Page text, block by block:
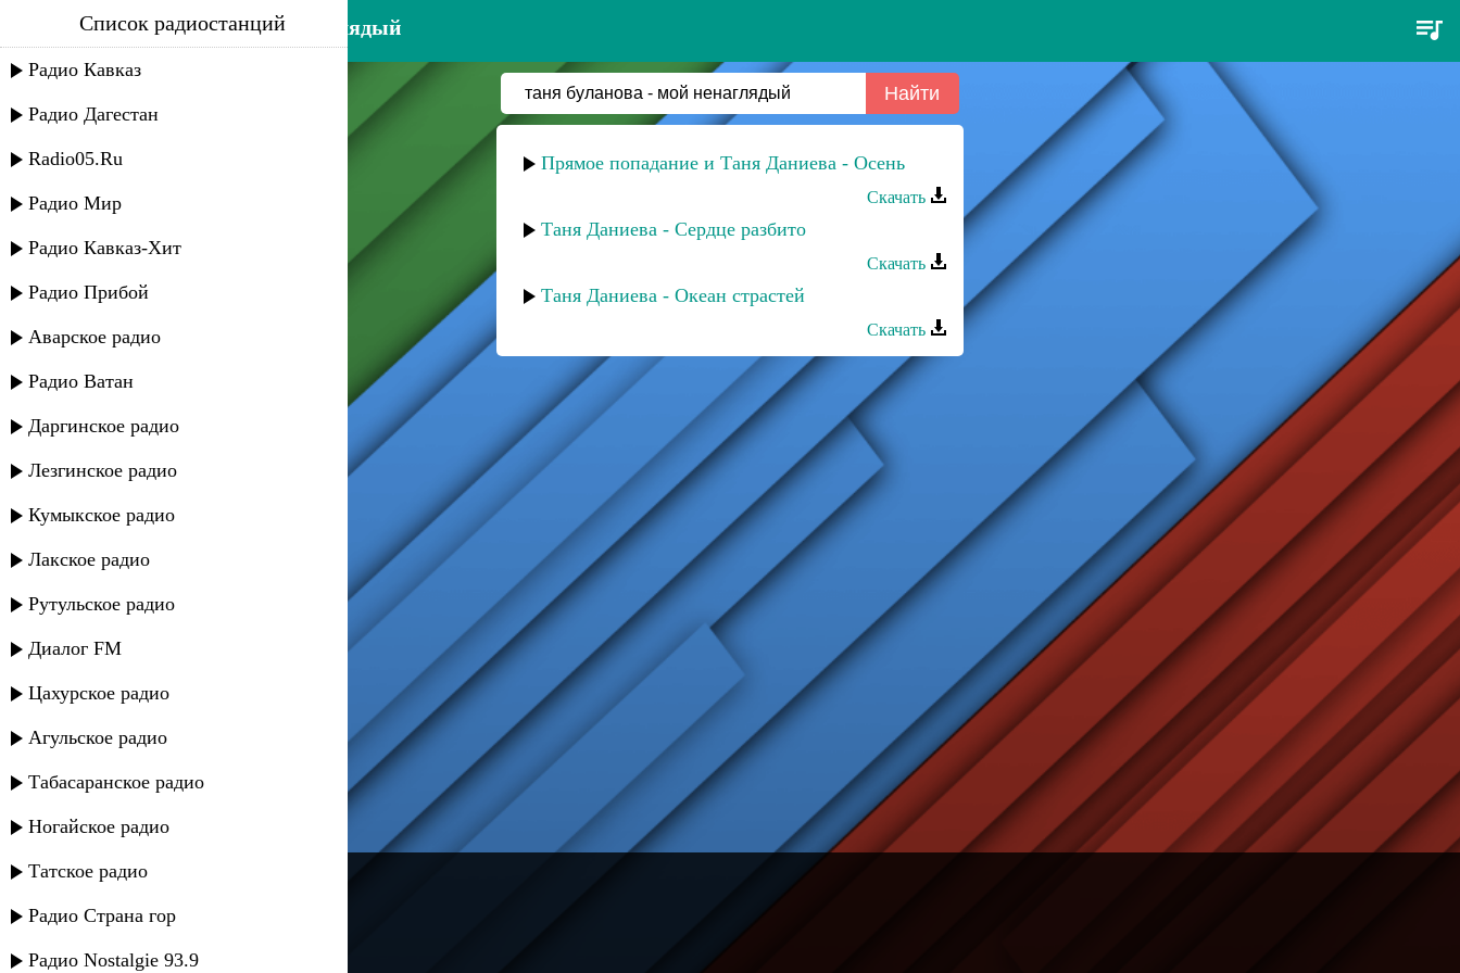
таня буланова - мой ненаглядый
Список радиостанций
Радио Кавказ
Радио Дагестан
Radio05.Ru
Радио Мир
Радио Кавказ-Хит
Радио Прибой
Аварское радио
Радио Ватан
Даргинское радио
Лезгинское радио
Кумыкское радио
Лакское радио
Рутульское радио
Диалог FM
Цахурское радио
Агульское радио
Табасаранское радио
Ногайское радио
Татское радио
Радио Страна гор
Радио Nostalgie 93.9
Прямое попадание и Таня Даниева - Осень
Скачать
Таня Даниева - Сердце разбито
Скачать
Таня Даниева - Океан страстей
Скачать
---
Русское радио